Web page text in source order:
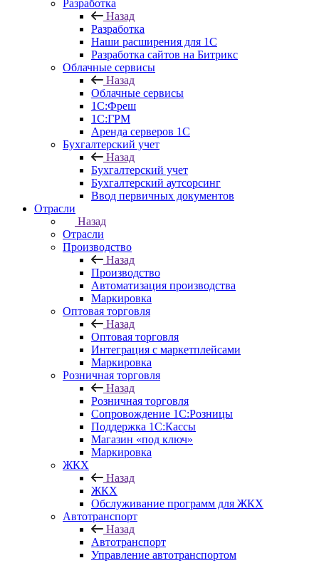
Разработка
Назад
Разработка
Наши расширения для 1С
Разработка сайтов на Битрикс
Облачные сервисы
Назад
Облачные сервисы
1С:Фреш
1С:ГРМ
Аренда серверов 1С
Бухгалтерский учет
Назад
Бухгалтерский учет
Бухгалтерский аутсорсинг
Ввод первичных документов
Отрасли
Назад
Отрасли
Производство
Назад
Производство
Автоматизация производства
Маркировка
Оптовая торговля
Назад
Оптовая торговля
Интеграция с маркетплейсами
Маркировка
Розничная торговля
Назад
Розничная торговля
Сопровождение 1С:Розницы
Поддержка 1С:Кассы
Магазин «под ключ»
Маркировка
ЖКХ
Назад
ЖКХ
Обслуживание программ для ЖКХ
Автотранспорт
Назад
Автотранспорт
Управление автотранспортом